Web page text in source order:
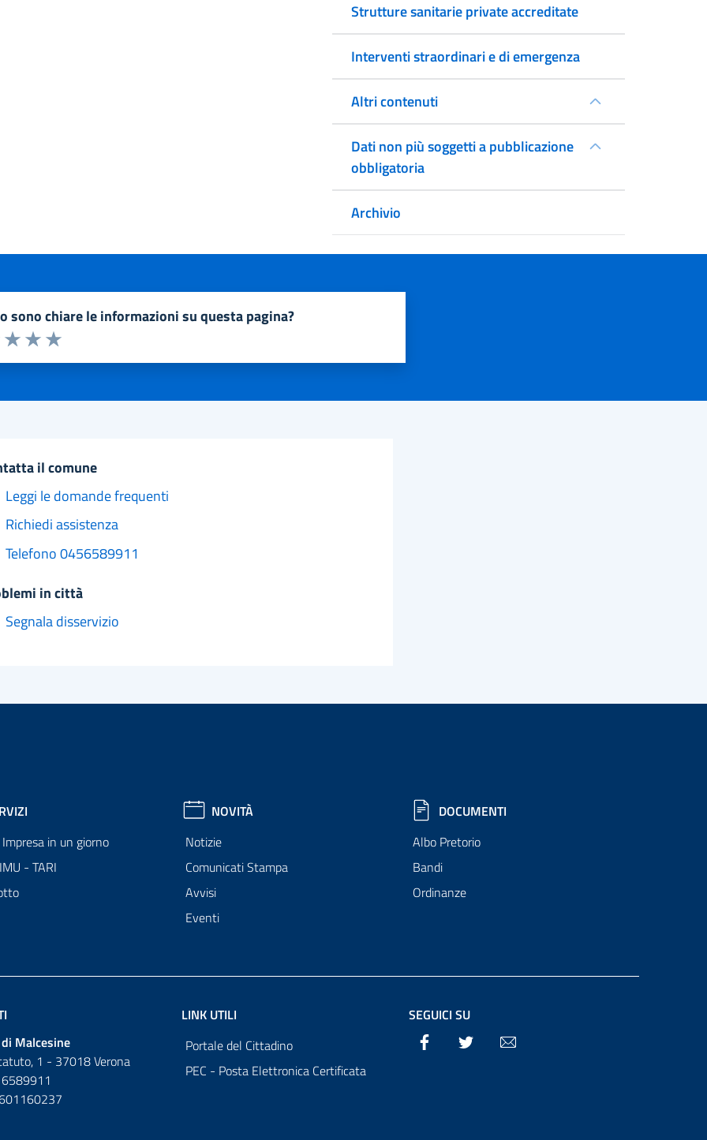
Strutture sanitarie private accreditate
Interventi straordinari e di emergenza
Altri contenuti
Dati non più soggetti a pubblicazione
obbligatoria
Archivio
sono chiare le informazioni su questa pagina?
1 a 5 stelle la pagina
Valuta 5 stelle su 5
Valuta 4 stelle su 5
Valuta 3 stelle su 5
2 stelle su 5
stelle su 5
il comune
Leggi le domande frequenti
Richiedi assistenza
Telefono 0456589911
in città
Segnala disservizio
in un giorno
- TARI
NOVITÀ
Notizie
Comunicati Stampa
Avvisi
Eventi
DOCUMENTI
Albo Pretorio
Bandi
Ordinanze
Malcesine
1 - 37018 Verona
LINK UTILI
Portale del Cittadino
PEC - Posta Elettronica Certificata
SEGUICI SU
Facebook Twitter